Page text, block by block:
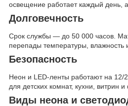
освещение работает каждый день,
Долговечность
Срок службы — до 50 000 часов.
перепады температуры, влажность
Безопасность
Неон и LED-ленты работают на 12/
для детских комнат, кухни, витрин и
Виды неона и